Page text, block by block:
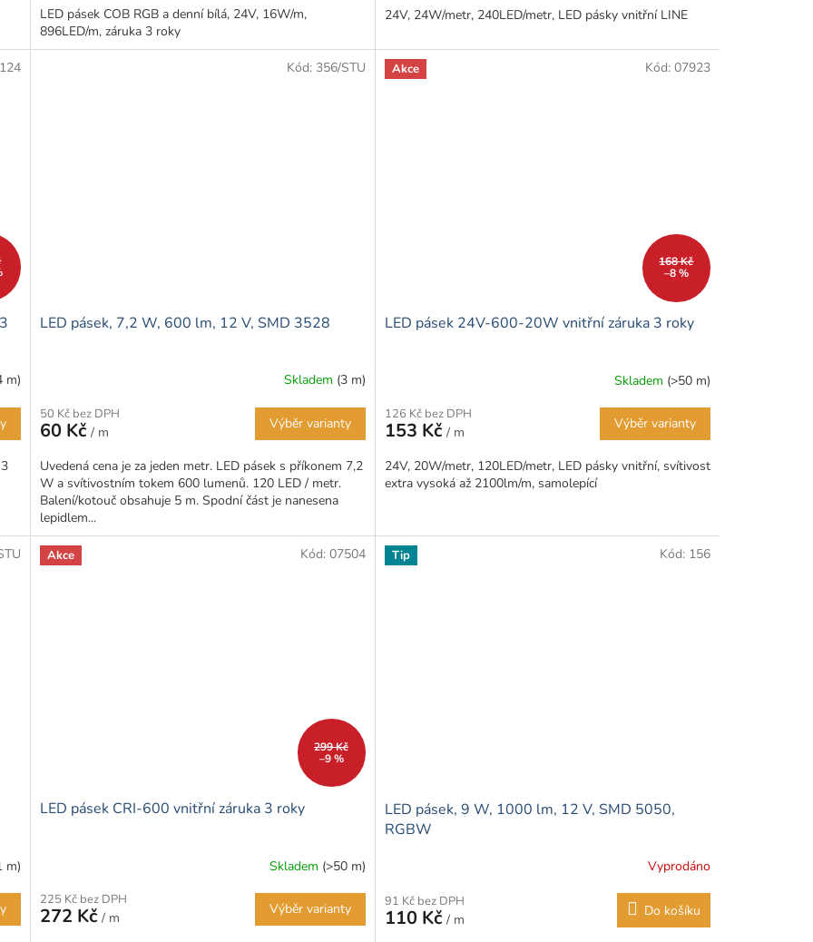
LED pásek COB RGB a denní bílá, 24V, 16W/m,
896LED/m, záruka 3 roky
24V, 24W/metr, 240LED/metr, LED pásky vnitřní LINE
m)
LED pásek, 7,2 W, 600 lm, 12 V, SMD 3528
Skladem (3 m)
50 Kč bez DPH
60 Kč/ m
Výběr varianty
Uvedená cena je za jeden metr. LED pásek s příkonem 7,2
W a svítivostním tokem 600 lumenů. 120 LED / metr.
Balení/kotouč obsahuje 5 m. Spodní část je nanesena
lepidlem...
Kód: 356/STU Akce
168 Kč
–8 %
LED pásek 24V-600-20W vnitřní záruka 3 roky
Skladem (>50 m)
126 Kč bez DPH
153 Kč / m
Výběr varianty
24V, 20W/metr, 120LED/metr, LED pásky vnitřní, svítivost
extra vysoká až 2100lm/m, samolepící
Kód: 07923
m)
Akce
299 Kč
–9 %
LED pásek CRI-600 vnitřní záruka 3 roky
Skladem (>50 m)
225 Kč bez DPH
272 Kč/ m
Výběr varianty
Kód: 07504 Tip
LED pásek, 9 W, 1000 lm, 12 V, SMD 5050,
RGBW
Vyprodáno
91 Kč bez DPH
110 Kč / m
Do košíku
Kód: 156